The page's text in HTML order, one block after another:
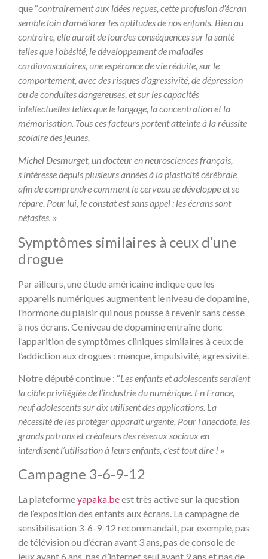
que “contrairement aux idées reçues, cette profusion d’écran
semble loin d’améliorer les aptitudes de nos enfants. Bien au
contraire, elle aurait de lourdes conséquences sur la santé
telles que l’obésité, le développement de maladies
cardiovasculaires, une espérance de vie réduite, sur le
comportement, avec des risques d’agressivité, de dépression
ou de conduites dangereuses, et sur les capacités
intellectuelles telles que le langage, la concentration et la
mémorisation. Tous ces facteurs portent atteinte à la réussite
scolaire des jeunes.
Michel Desmurget, un docteur en neurosciences français,
s’intéresse depuis plusieurs années à la plasticité cérébrale
afin de comprendre comment le cerveau se développe et se
répare. Pour lui, le constat est sans appel : les écrans sont
néfastes. »
Symptômes similaires à ceux d’une
drogue
Par ailleurs, une étude américaine indique que les
appareils numériques augmentent le niveau de dopamine,
l’hormone du plaisir qui nous pousse à revenir sans cesse
à nos écrans. Ce niveau de dopamine entraîne donc
l’apparition de symptômes cliniques similaires à ceux de
l’addiction aux drogues : manque, impulsivité, agressivité.
Notre député continue : “Les enfants et adolescents seraient
la cible privilégiée de l’industrie du numérique. En France,
neuf adolescents sur dix utilisent des applications. La
nécessité de les protéger apparaît urgente. Pour l’anecdote, les
grands patrons et créateurs des réseaux sociaux en
interdisent l’utilisation à leurs enfants, c’est tout dire ! »
Campagne 3-6-9-12
La plateformeyapaka.beest très active sur la question
de l’exposition des enfants aux écrans. La campagne de
sensibilisation 3-6-9-12 recommandait, par exemple, pas
de télévision ou d’écran avant 3 ans, pas de console de
jeux avant 6 ans, pas d’internet seul avant 9 ans et pas de